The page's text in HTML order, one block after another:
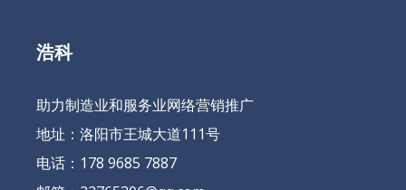
浩科
助力制造业和服务业网络营销推广
地址：洛阳市王城大道111号
电话：178 9685 7887